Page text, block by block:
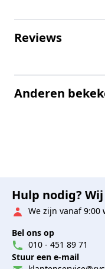
Reviews
Anderen
Hulp nodig?
We zijn vanaf 9:00
Bel ons op
010 - 451 89 71
Stuur een e-mail